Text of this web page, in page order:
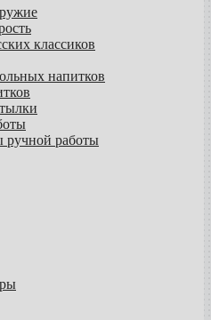
классиков
напитков
ручной работы